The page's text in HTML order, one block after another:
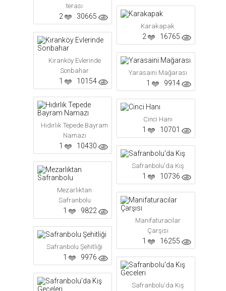
terası
30665
2
Karakapak
16765
2
Kıranköy Evlerinde
Sonbahar
10154
1
Yarasaini Mağarası
9914
1
Hıdırlık Tepede Bayram
Namazı
10430
1
Cinci Hanı
10701
1
Safranbolu'da Kış
10736
1
Mezarlıktan
Safranbolu
9822
1
Manifaturacılar
Çarşısı
16255
1
Safranbolu Şehitliği
9976
1
Safranbolu'da Kış